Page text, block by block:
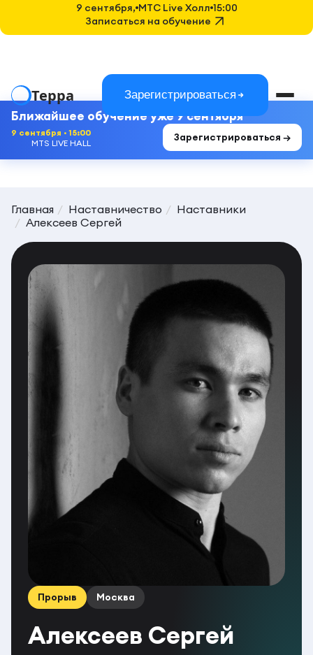
Терра Зарегистрироваться
Ближайшее обучение уже 9 сентября
9 сентября · 15:00
MTS LIVE HALL
Зарегистрироваться →
Главная Наставничество
Наставники
Алексеев Сергей
Прорыв Москва
Алексеев Сергей
9 сентября, MTC Live Холл 15:00
Записаться на обучение